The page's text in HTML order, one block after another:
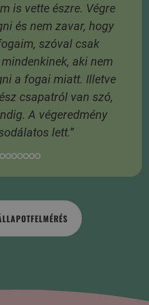
is vette észre. Végre
és nem zavar, hogy
szóval csak
aki nem
a fogai miatt. Illetve
csapatról van szó,
A végeredmény
lett.”